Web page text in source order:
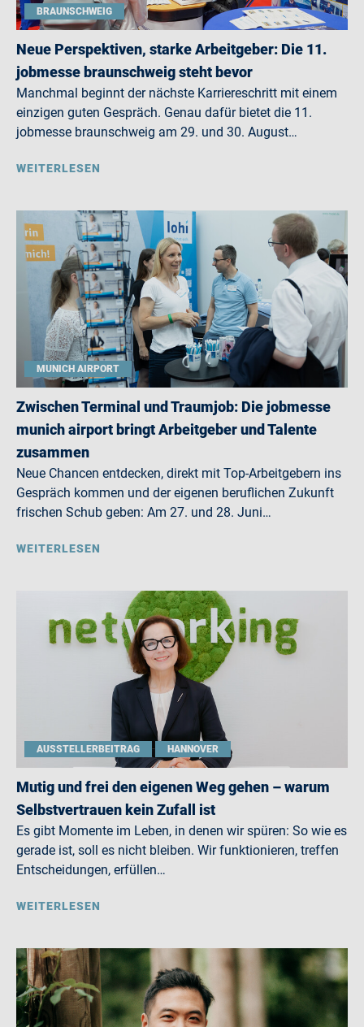
BRAUNSCHWEIG
Neue Perspektiven, starke Arbeitgeber: Die 11.
jobmesse braunschweig steht bevor
Manchmal beginnt der nächste Karriereschritt mit einem
einzigen guten Gespräch. Genau dafür bietet die 11.
jobmesse braunschweig am 29. und 30. August…
WEITERLESEN
MUNICH AIRPORT
Zwischen Terminal und Traumjob: Die jobmesse
munich airport bringt Arbeitgeber und Talente
zusammen
Neue Chancen entdecken, direkt mit Top-Arbeitgebern ins
Gespräch kommen und der eigenen beruflichen Zukunft
frischen Schub geben: Am 27. und 28. Juni…
WEITERLESEN
AUSSTELLERBEITRAG HANNOVER
Mutig und frei den eigenen Weg gehen – warum
Selbstvertrauen kein Zufall ist
Es gibt Momente im Leben, in denen wir spüren: So wie es
gerade ist, soll es nicht bleiben. Wir funktionieren, treffen
Entscheidungen, erfüllen…
WEITERLESEN